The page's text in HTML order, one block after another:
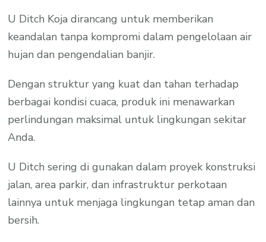
U Ditch Koja dirancang untuk memberikan
keandalan tanpa kompromi dalam pengelolaan air
hujan dan pengendalian banjir.
Dengan struktur yang kuat dan tahan terhadap
berbagai kondisi cuaca, produk ini menawarkan
perlindungan maksimal untuk lingkungan sekitar
Anda.
U Ditch sering di gunakan dalam proyek konstruksi
jalan, area parkir, dan infrastruktur perkotaan
lainnya untuk menjaga lingkungan tetap aman dan
bersih.